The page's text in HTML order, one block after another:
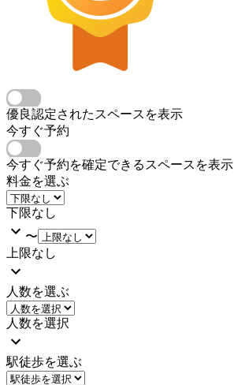
優良認定されたスペースを表示
今すぐ予約
今すぐ予約を確定できるスペースを表示
料金を選ぶ
下限なし
〜
上限なし
人数を選ぶ
人数を選択
駅徒歩を選ぶ